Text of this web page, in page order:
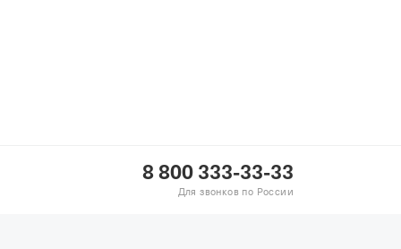
8 800 333-33-33
Для звонков по России